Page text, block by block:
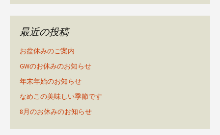
最近の投稿
お盆休みのご案内
GWのお休みのお知らせ
年末年始のお知らせ
なめこの美味しい季節です
8月のお休みのお知らせ